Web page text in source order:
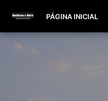
PÁGINA INICIAL